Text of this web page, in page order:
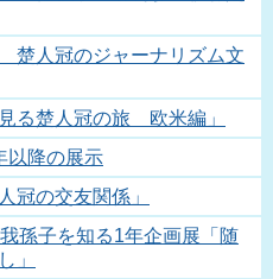
楚人冠のジャーナリズム文
る楚人冠の旅 欧米編」
降の展示
の交友関係」
孫子を知る1年企画展「随
」